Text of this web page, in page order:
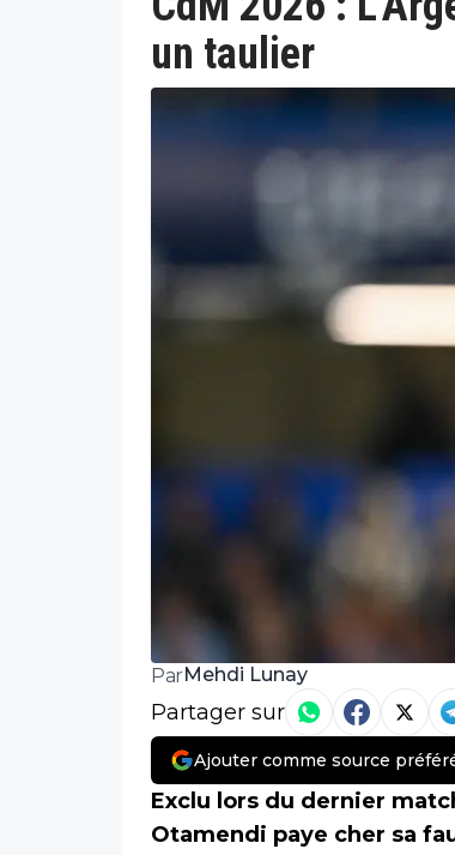
un taulier
ParMehdi Lunay
Partager sur
Ajouter comme source
Exclu lors du dernier
Otamendi paye cher sa